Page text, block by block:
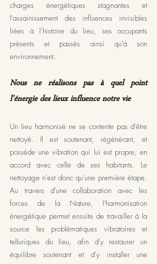
charges énergétiques stagnantes et
l’assainissement des influences invisibles
liées à l’histoire du lieu, ses occupants
présents et passés ainsi qu'à son
environnement.​​
​Nous ne réalisons pas à quel point
l'énergie des lieux influence notre vie
Un lieu harmonisé ne se contente pas d'être
nettoyé. Il est soutenant, régénérant, et
possède une vibration qui lui est propre, en
accord avec celle de ses habitants. Le
nettoyage n'est donc qu'une première étape.
Au travers d'une collaboration avec les
forces de la Nature, l'harmonisation
énergétique permet ensuite de travailler à la
source les problématiques vibratoires et
telluriques du lieu, afin d'y restaurer un
équilibre soutenant et d'y installer une